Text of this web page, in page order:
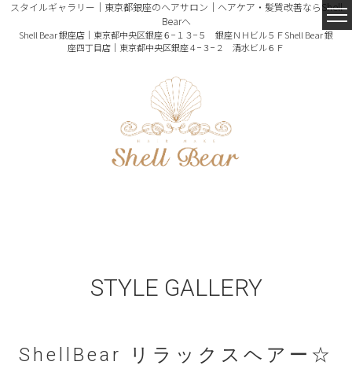
スタイルギャラリー｜東京都銀座のヘアサロン｜ヘアケア・髪質改善ならShell
Bearへ
Shell Bear 銀座店｜東京都中央区銀座６−１３−５ 銀座ＮＨビル５ＦShell Bear 銀
座四丁目店｜東京都中央区銀座４−３−２ 清水ビル６Ｆ
STYLE GALLERY
ShellBear リラックスヘアー☆